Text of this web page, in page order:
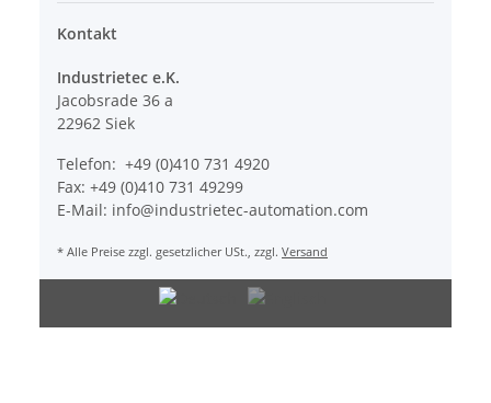
Kontakt
Industrietec e.K.
Jacobsrade 36 a
22962 Siek
Telefon: +49 (0)410 731 4920
Fax: +49 (0)410 731 49299
E-Mail: info@industrietec-automation.com
* Alle Preise zzgl. gesetzlicher USt., zzgl. Versand